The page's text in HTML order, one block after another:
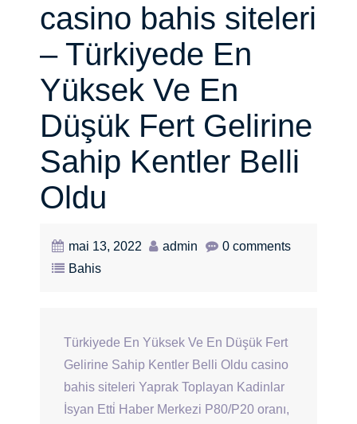
casino bahis siteleri
– Türkiyede En
Yüksek Ve En
Düşük Fert Gelirine
Sahip Kentler Belli
Oldu
mai 13, 2022 admin
0 comments
Bahis
Türkiyede En Yüksek Ve En Düşük Fert
Gelirine Sahip Kentler Belli Oldu casino
bahis siteleri Yaprak Toplayan Kadinlar
İsyan Etti̇ Haber Merkezi P80/P20 oranı,